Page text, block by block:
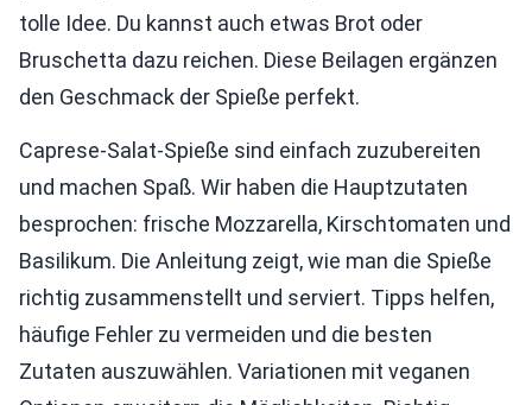
tolle Idee. Du kannst auch etwas Brot oder
Bruschetta dazu reichen. Diese Beilagen ergänzen
den Geschmack der Spieße perfekt.
Caprese-Salat-Spieße sind einfach zuzubereiten
und machen Spaß. Wir haben die Hauptzutaten
besprochen: frische Mozzarella, Kirschtomaten und
Basilikum. Die Anleitung zeigt, wie man die Spieße
richtig zusammenstellt und serviert. Tipps helfen,
häufige Fehler zu vermeiden und die besten
Zutaten auszuwählen. Variationen mit veganen